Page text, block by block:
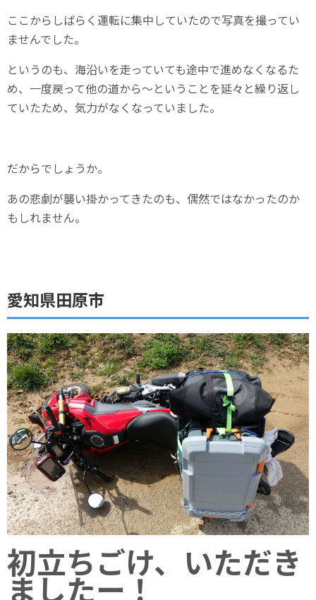
ここからしばらく運転に集中していたので写真を撮ってい
ませんでした。
というのも、海沿いを走っていても途中で進めなくなるた
め、一度戻って他の道から～ということを延々と繰り返し
ていたため、気力がなくなっていました。
だからでしょうか。
あの悲劇が襲い掛かってきたのも、偶然ではなかったのか
もしれません。
愛知県田原市
初立ちごけ、いただき
ましたー！